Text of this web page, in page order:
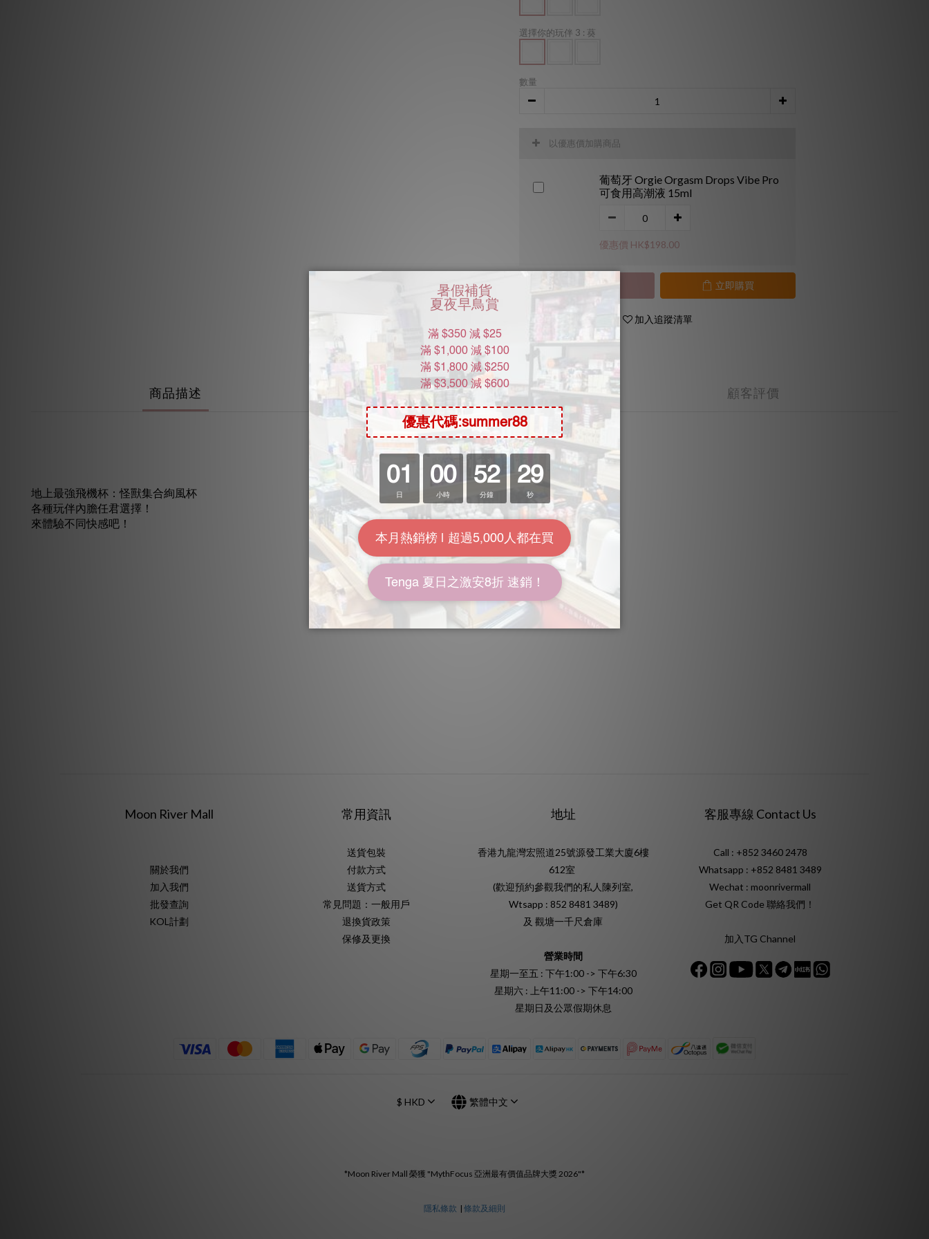
選擇你的玩伴 3 : 葵
數量
以優惠價加購商品
葡萄牙 Orgie Orgasm Drops Vibe Pro
可食用高潮液 15ml
優惠價 HK$198.00
加入購物車 立即購買
加入追蹤清單
商品描述 送貨及付款方式 顧客評價
商品描述
地上最強飛機杯：怪獸集合絢風杯
各種玩伴內膽任君選擇！
來體驗不同快感吧！
了解更多
Moon River Mall
關於我們
加入我們
批發查詢
KOL計劃
常用資訊
送貨包裝
付款方式
送貨方式
常見問題：一般用戶
退換貨政策
保修及更換
地址
香港九龍灣宏照道25號源發工業大廈6樓
612室
(歡迎預約參觀我們的私人陳列室,
Wtsapp : 852 8481 3489)
及 觀塘一千尺倉庫
營業時間
星期一至五 : 下午1:00 -> 下午6:30
星期六 : 上午11:00 -> 下午14:00
星期日及公眾假期休息
客服專線 Contact Us
Call : +852 3460 2478
Whatsapp : +852 8481 3489
Wechat : moonrivermall
Get QR Code 聯絡我們！
加入TG Channel
$ HKD 繁體中文
*Moon River Mall 榮獲 "MythFocus 亞洲最有價值品牌大獎 2026"*
隱私條款 | 條款及細則